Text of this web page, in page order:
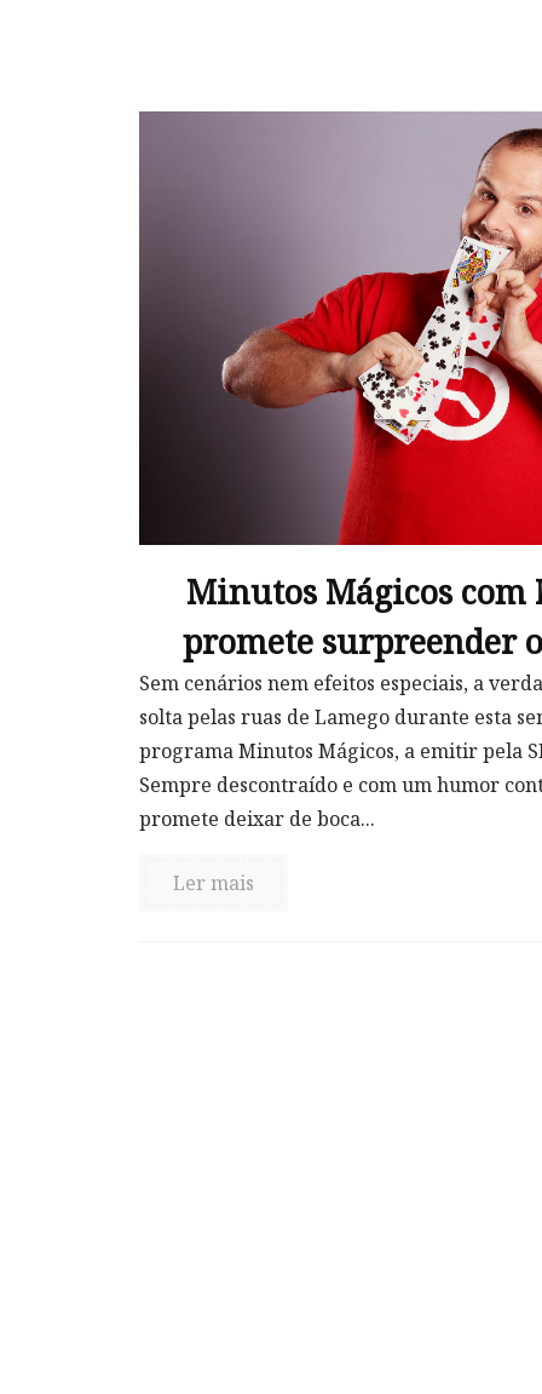
Minutos Mágicos
promete surpreender
Sem cenários nem efeitos especiais, a
solta pelas ruas de Lamego durante esta
programa Minutos Mágicos, a emitir pela
Sempre descontraído e com um humor
promete deixar de boca...
Ler mais